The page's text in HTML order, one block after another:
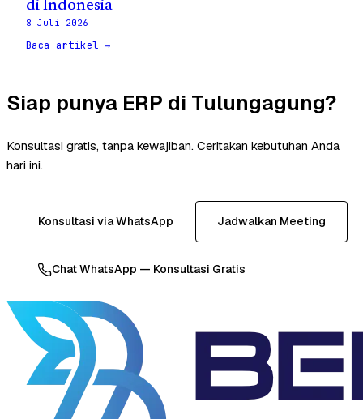
di Indonesia
8 Juli 2026
Baca artikel →
Siap punya ERP di Tulungagung?
Konsultasi gratis, tanpa kewajiban. Ceritakan kebutuhan Anda
hari ini.
Konsultasi via WhatsApp Jadwalkan Meeting
Chat WhatsApp — Konsultasi Gratis